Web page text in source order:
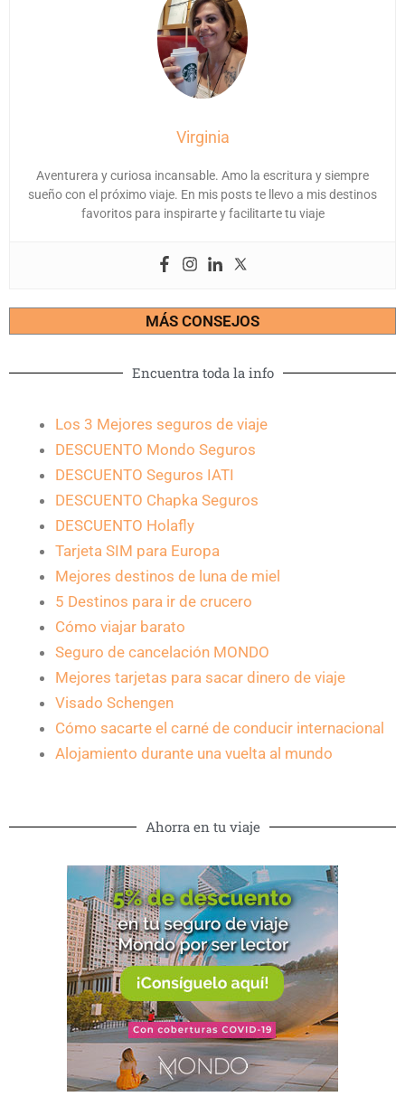
Virginia
Aventurera y curiosa incansable. Amo la escritura y siempre
sueño con el próximo viaje. En mis posts te llevo a mis destinos
favoritos para inspirarte y facilitarte tu viaje
MÁS CONSEJOS
Encuentra toda la info
Los 3 Mejores seguros de viaje
DESCUENTO Mondo Seguros
DESCUENTO Seguros IATI
DESCUENTO Chapka Seguros
DESCUENTO Holafly
Tarjeta SIM para Europa
Mejores destinos de luna de miel
5 Destinos para ir de crucero
Cómo viajar barato
Seguro de cancelación MONDO
Mejores tarjetas para sacar dinero de viaje
Visado Schengen
Cómo sacarte el carné de conducir internacional
Alojamiento durante una vuelta al mundo
Ahorra en tu viaje